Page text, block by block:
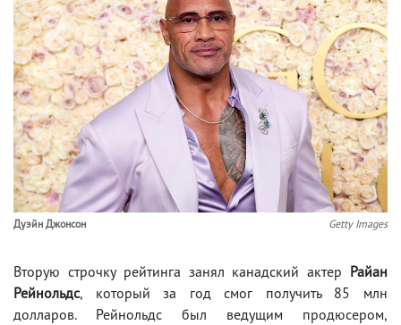
Дуэйн Джонсон Getty Images
Вторую строчку рейтинга занял канадский актер Райан
Рейнольдс, который за год смог получить 85 млн
долларов. Рейнольдс был ведущим продюсером,